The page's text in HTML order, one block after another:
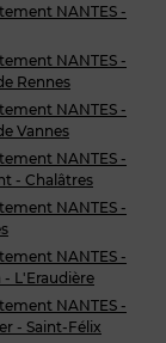
NANTES -
NANTES -
Rennes
NANTES -
Vannes
NANTES -
- Chalâtres
NANTES -
NANTES -
L'Eraudière
NANTES -
- Saint-Félix